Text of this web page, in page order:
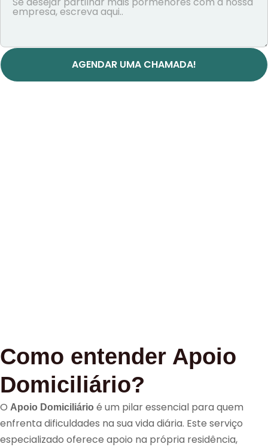
AGENDAR UMA CHAMADA!
Como entender Apoio
Domiciliário?
O Apoio Domiciliário é um pilar essencial para quem
enfrenta dificuldades na sua vida diária. Este serviço
especializado oferece apoio na própria residência,